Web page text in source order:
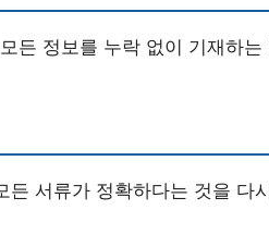
든 정보를 누락 없이 기재하는
서류가 정확하다는 것을 다